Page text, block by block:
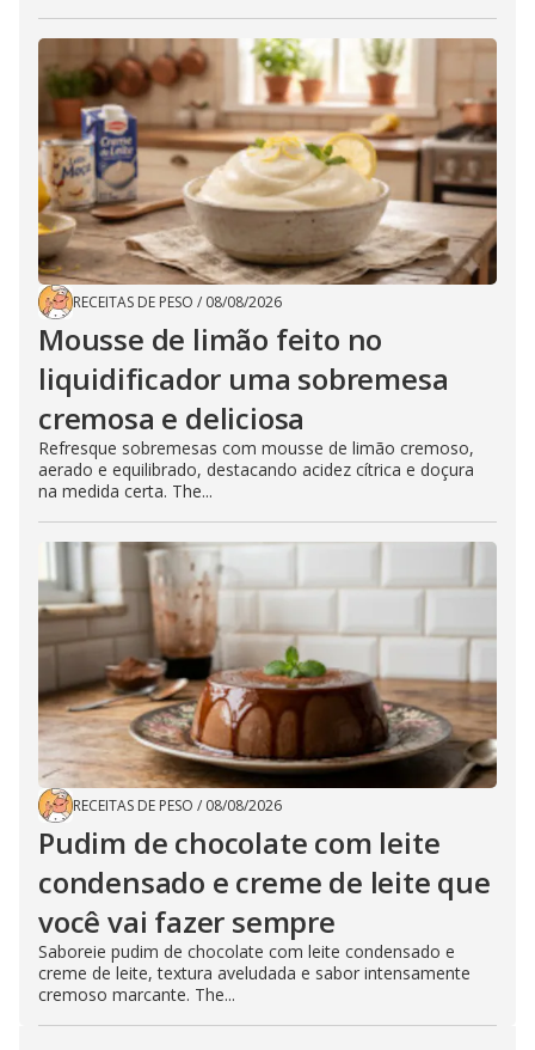
RECEITAS DE PESO / 08/08/2026
Mousse de limão feito no
liquidificador uma sobremesa
cremosa e deliciosa
Refresque sobremesas com mousse de limão cremoso,
aerado e equilibrado, destacando acidez cítrica e doçura
na medida certa. The...
RECEITAS DE PESO / 08/08/2026
Pudim de chocolate com leite
condensado e creme de leite que
você vai fazer sempre
Saboreie pudim de chocolate com leite condensado e
creme de leite, textura aveludada e sabor intensamente
cremoso marcante. The...